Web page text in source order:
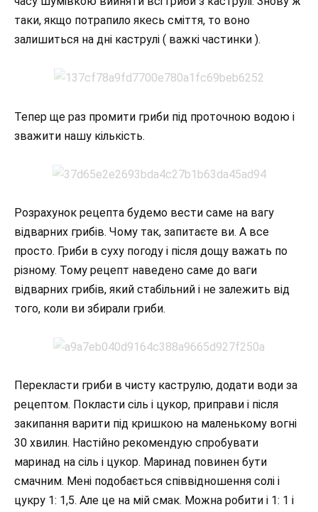
таки, якщо потрапило якесь сміття, то воно
залишиться на дні каструлі ( важкі частинки ).
Тепер ще раз промити гриби під проточною водою і
зважити нашу кількість.
Розрахунок рецепта будемо вести саме на вагу
відварних грибів. Чому так, запитаєте ви. А все
просто. Гриби в суху погоду і після дощу важать по
різному. Тому рецепт наведено саме до ваги
відварних грибів, який стабільний і не залежить від
того, коли ви збирали гриби.
Перекласти гриби в чисту каструлю, додати води за
рецептом. Покласти сіль і цукор, приправи і після
закипання варити під кришкою на маленькому вогні
30 хвилин. Настійно рекомендую спробувати
маринад на сіль і цукор. Маринад повинен бути
смачним. Мені подобається співвідношення солі і
цукру 1: 1,5. Але це на мій смак. Можна робити і 1: 1 і